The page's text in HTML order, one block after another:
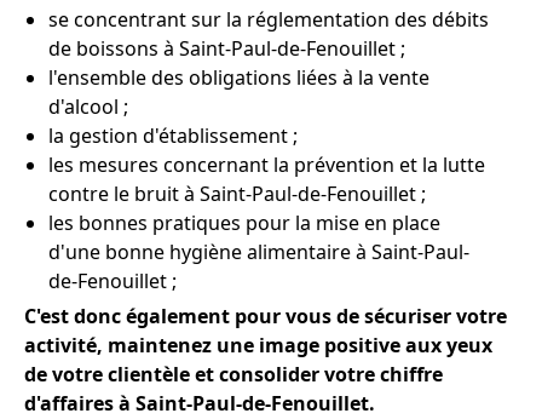
se concentrant sur la réglementation des débits
de boissons à Saint-Paul-de-Fenouillet ;
l'ensemble des obligations liées à la vente
d'alcool ;
la gestion d'établissement ;
les mesures concernant la prévention et la lutte
contre le bruit à Saint-Paul-de-Fenouillet ;
les bonnes pratiques pour la mise en place
d'une bonne hygiène alimentaire à Saint-Paul-
de-Fenouillet ;
C'est donc également pour vous de sécuriser votre
activité, maintenez une image positive aux yeux
de votre clientèle et consolider votre chiffre
d'affaires à Saint-Paul-de-Fenouillet.